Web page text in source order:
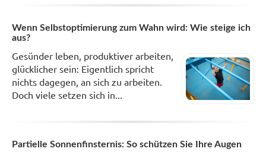
Wenn Selbstoptimierung zum Wahn wird: Wie steige ich
aus?
Gesünder leben, produktiver arbeiten,
glücklicher sein: Eigentlich spricht
nichts dagegen, an sich zu arbeiten.
Doch viele setzen sich in...
Partielle Sonnenfinsternis: So schützen Sie Ihre Augen